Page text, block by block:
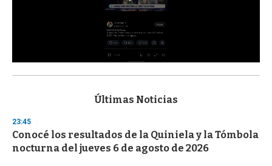
s
d
s
o
f
Últimas Noticias
23:45
Conocé los resultados de la Quiniela y la Tómbola
nocturna del jueves 6 de agosto de 2026